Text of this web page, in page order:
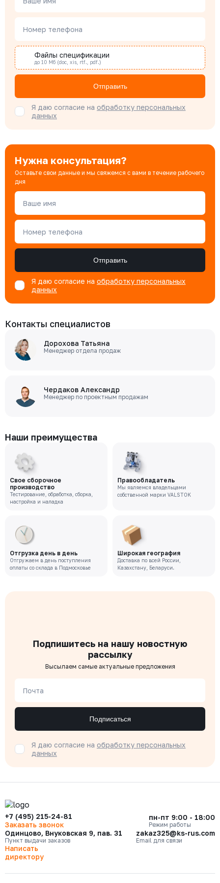
Специалист отдела снабжения
Бондарюк Евгения
Специалист отдела продаж
Номер телефона
Файлы спецификации
до 10 Мб (doc, xis, rtf., pdf.)
Отправить
Я даю согласие на обработку персональных
данных
Нужна консультация?
Оставьте свои данные и мы свяжемся с вами в течение рабочего
дня
Ваше имя
Номер телефона
Отправить
Я даю согласие на обработку персональных
данных
Контакты специалистов
Дорохова Татьяна
Менеджер отдела продаж
Чердаков Александр
Менеджер по проектным продажам
Наши преимущества
Свое сборочное
производство
Тестирование, обработка, сборка,
настройка и наладка
Правообладатель
Мы являемся владельцами
собственной марки VALSTOK
Отгрузка день в день
Отгружаем в день поступления
оплаты со склада в Подмосковье
Широкая география
Доставка по всей России,
Казахстану, Беларуси.
Подпишитесь на нашу новостную
рассылку
Высылаем самые актуальные предложения
Почта
Подписаться
Я даю согласие на обработку персональных
данных
+7 (495) 215-24-81
Заказать звонок
пн-пт 9:00 - 18:00
Режим работы
Одинцово, Внуковская 9, пав. 31
Пункт выдачи заказов
zakaz325@ks-rus.com
Email для связи
Написать
директору